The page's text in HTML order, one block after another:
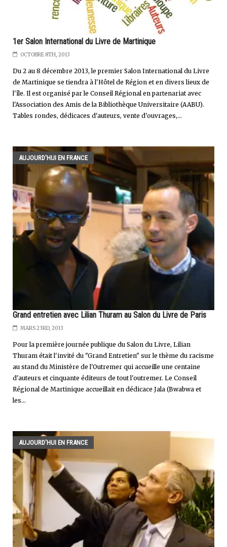
1er Salon International du Livre de Martinique
OCTOBRE 8TH, 2013
Du 2 au 8 décembre 2013, le premier Salon International du Livre
de Martinique se tiendra à l'Hôtel de Région et en divers lieux de
l'île. Il est organisé par le Conseil Régional en partenariat avec
l'Association des Amis de la Bibliothèque Universitaire (AABU).
Tables rondes, dédicaces d'auteurs, vente d'ouvrages,...
AUJOURD'HUI EN FRANCE
Grand entretien avec Lilian Thuram au Salon du Livre de Paris
MARS 23RD, 2013
Pour la première journée publique du Salon du Livre, Lilian
Thuram était l'invité du "Grand Entretien" sur le thème du racisme
au stand du Ministère de l'Outremer qui accueille une centaine
d'auteurs et cinquante éditeurs de tout l'outremer. Le Conseil
Régional de Martinique accueillait en dédicace Jala (Bwabwa et
les...
AUJOURD'HUI EN FRANCE